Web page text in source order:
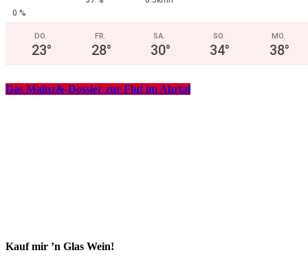
0 %
DO.
23°
FR.
28°
SA.
30°
SO.
34°
MO.
38°
Das Mainz&-Dossier zur Flut im Ahrtal
Kauf mir ’n Glas Wein!